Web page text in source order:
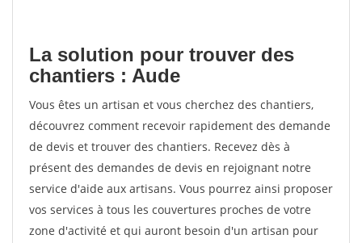
La solution pour trouver des
chantiers : Aude
Vous êtes un artisan et vous cherchez des chantiers,
découvrez comment recevoir rapidement des demande
de devis et trouver des chantiers. Recevez dès à
présent des demandes de devis en rejoignant notre
service d'aide aux artisans. Vous pourrez ainsi proposer
vos services à tous les couvertures proches de votre
zone d'activité et qui auront besoin d'un artisan pour